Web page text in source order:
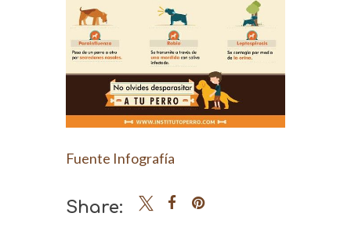
Fuente Infografía
Share: